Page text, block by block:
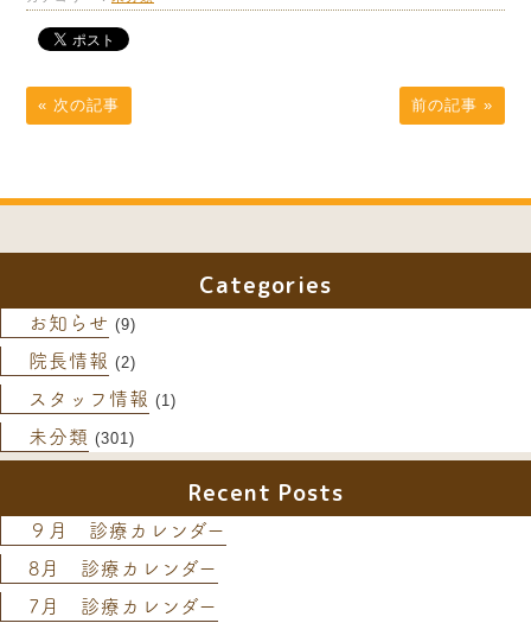
« 次の記事 前の記事 »
Categories
お知らせ (9)
院長情報 (2)
スタッフ情報 (1)
未分類 (301)
Recent Posts
９月 診療カレンダー
8月 診療カレンダー
7月 診療カレンダー